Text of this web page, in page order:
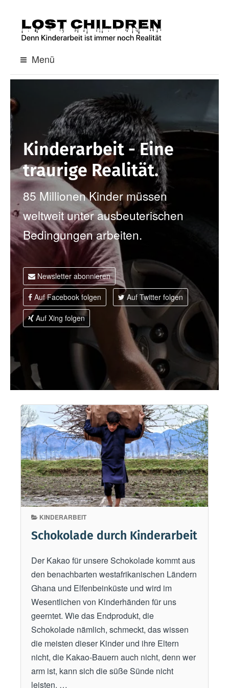
n
e
z
u
I
a
l
t
Menü
Kinderarbeit - Eine
traurige Realität.
85 Millionen Kinder müssen
weltweit unter ausbeuterischen
Bedingungen arbeiten.
Newsletter abonnieren
Auf Facebook folgen Auf Twitter folgen
Auf Xing folgen
KINDERARBEIT
Schokolade durch Kinderarbeit
Der Kakao für unsere Schokolade kommt aus
den benachbarten westafrikanischen Ländern
Ghana und Elfenbeinküste und wird im
Wesentlichen von Kinderhänden für uns
geerntet. Wie das Endprodukt, die
Schokolade nämlich, schmeckt, das wissen
die meisten dieser Kinder und ihre Eltern
nicht, die Kakao-Bauern auch nicht, denn wer
arm ist, kann sich die süße Sünde nicht
leisten. …